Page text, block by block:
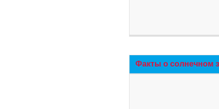
Факты о солнечном